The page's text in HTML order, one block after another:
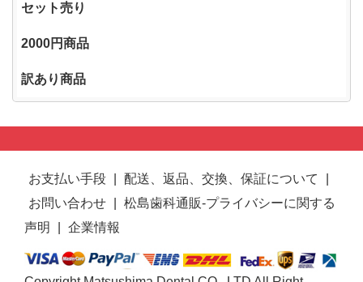
セット売り
2000円商品
訳あり商品
お支払い手段 配送、返品、交換、保証について
お問い合わせ
松島歯科通販-プライバシーに関する
声明
企業情報